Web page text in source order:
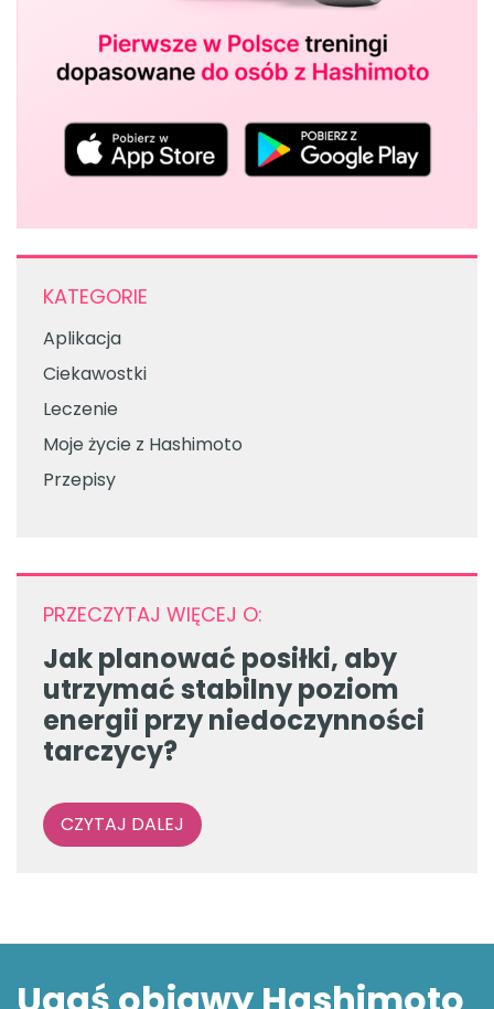
KATEGORIE
Aplikacja
Ciekawostki
Leczenie
Moje życie z Hashimoto
Przepisy
PRZECZYTAJ WIĘCEJ O:
Jak planować posiłki, aby
utrzymać stabilny poziom
energii przy niedoczynności
tarczycy?
CZYTAJ DALEJ